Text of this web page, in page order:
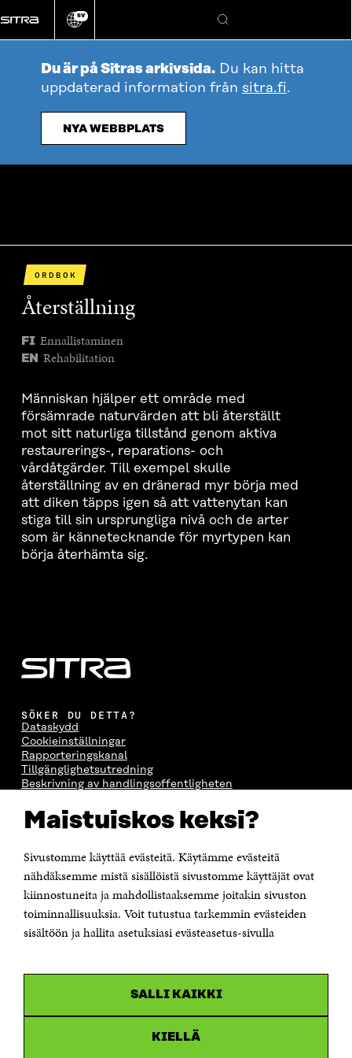
Maistuiskos keksi?
Sivustomme käyttää evästeitä. Käytämme evästeitä
nähdäksemme mistä sisällöistä sivustomme käyttäjät ovat
kiinnostuneita ja mahdollistaaksemme joitakin sivuston
toiminnallisuuksia. Voit tutustua tarkemmin evästeiden
sisältöön ja hallita asetuksiasi evästeasetus-sivulla
SALLI KAIKKI
KIELLÄ
direkt
till
Ändra
språk
SV
Sök
Du är på Sitras arkivsida. Du kan hitta
uppdaterad information från sitra.fi.
NYA WEBBPLATS
ORDBOK
Återställning
FI Ennallistaminen
EN Rehabilitation
Människan hjälper ett område med
försämrade naturvärden att bli återställt
mot sitt naturliga tillstånd genom aktiva
restaurerings-, reparations- och
vårdåtgärder. Till exempel skulle
återställning av en dränerad myr börja med
att diken täpps igen så att vattenytan kan
stiga till sin ursprungliga nivå och de arter
som är kännetecknande för myrtypen kan
börja återhämta sig.
SÖKER DU DETTA?
Dataskydd
Cookieinställningar
Rapporteringskanal
Tillgänglighetsutredning
Beskrivning av handlingsoffentligheten
Jubileumsfonden för Finlands självständighet Sitra
Östersjögatan 11–13, PB 160,
00181 Helsingfors
Tfn +358 294 618 991
Personalens e-postadresser har formen:
fornamn.efternamn@sitra.fi